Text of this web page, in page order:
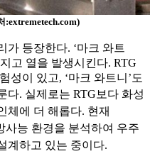
:extremetech.com)
가 등장한다. ‘마크 와트
고 열을 발생시킨다. RTG
성이 있고, ‘마크 와트니’도
다. 실제로는 RTG보다 화성
체에 더 해롭다. 현재
능 환경을 분석하여 우주
계하고 있는 중이다.